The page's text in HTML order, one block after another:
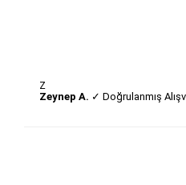
Z
Zeynep A. ✓ Doğrulanmış